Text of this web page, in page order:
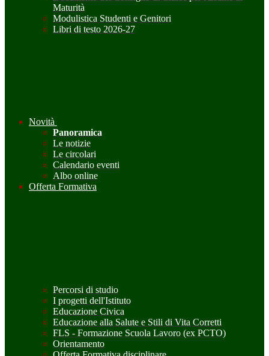
Maturità
Modulistica Studenti e Genitori
Libri di testo 2026-27
Novità
Panoramica
Le notizie
Le circolari
Calendario eventi
Albo online
Offerta Formativa
Percorsi di studio
I progetti dell'Istituto
Educazione Civica
Educazione alla Salute e Stili di Vita Corretti
FLS - Formazione Scuola Lavoro (ex PCTO)
Orientamento